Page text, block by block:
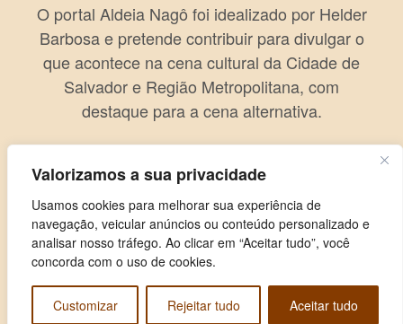
Valorizamos a sua privacidade
Usamos cookies para melhorar sua experiência de
navegação, veicular anúncios ou conteúdo personalizado e
analisar nosso tráfego. Ao clicar em “Aceitar tudo”, você
concorda com o uso de cookies.
Customizar Rejeitar tudo Aceitar tudo
O portal Aldeia Nagô foi idealizado por Helder
Barbosa e pretende contribuir para divulgar o
que acontece na cena cultural da Cidade de
Salvador e Região Metropolitana, com
destaque para a cena alternativa.
Copyright © 2026 Aldeia Nagô. Todos os direitos reservados.